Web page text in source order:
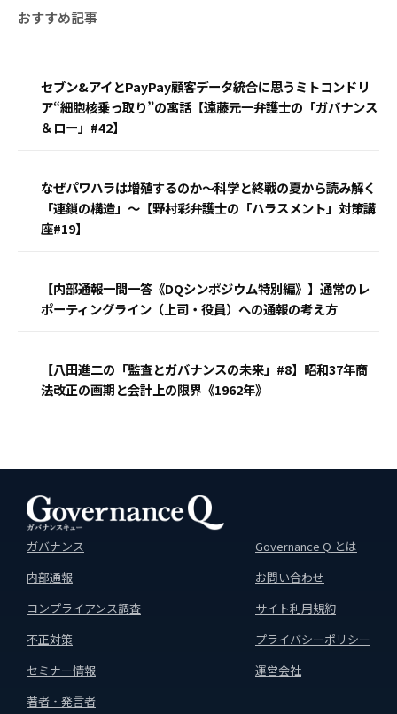
セブン&アイとPayPay顧客データ統合に思うミトコンドリ
ア“細胞核乗っ取り”の寓話【遠藤元一弁護士の「ガバナンス
＆ロー」#42】
なぜパワハラは増殖するのか〜科学と終戦の夏から読み解く
「連鎖の構造」〜【野村彩弁護士の「ハラスメント」対策講
座#19】
【内部通報一問一答《DQシンポジウム特別編》】通常のレ
ポーティングライン（上司・役員）への通報の考え方
【八田進二の「監査とガバナンスの未来」#8】昭和37年商
法改正の画期と会計上の限界《1962年》
ガバナンス
内部通報
コンプライアンス調査
不正対策
セミナー情報
著者・発言者
Governance Q とは
お問い合わせ
サイト利用規約
プライバシーポリシー
運営会社